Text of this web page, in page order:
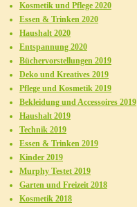
Kosmetik und Pflege 2020
Essen & Trinken 2020
Haushalt 2020
Entspannung 2020
Büchervorstellungen 2019
Deko und Kreatives 2019
Pflege und Kosmetik 2019
Bekleidung und Accessoires 2019
Haushalt 2019
Technik 2019
Essen & Trinken 2019
Kinder 2019
Murphy Testet 2019
Garten und Freizeit 2018
Kosmetik 2018